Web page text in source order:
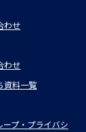
わせ
わせ
資料一覧
ープ・プライバシ